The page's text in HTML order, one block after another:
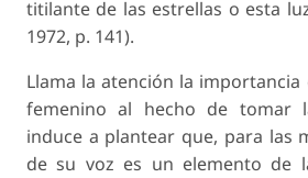
titilante de las estrellas o esta
1972, p. 141).
Llama la atención la
femenino al hecho de tomar
induce a plantear que, para las
de su voz es un elemento de